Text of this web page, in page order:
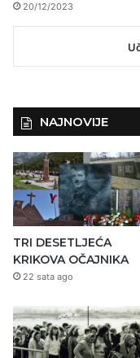
20/12/2023
NAJNOVIJE
TRI DESETLJEĆA
KRIKOVA OČAJNIKA
22 sata ago